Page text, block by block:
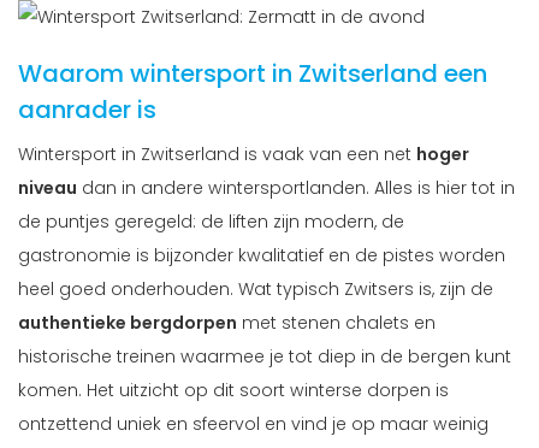
Waarom wintersport in Zwitserland een
aanrader is
Wintersport in Zwitserland is vaak van een net hoger
niveau dan in andere wintersportlanden. Alles is hier tot in
de puntjes geregeld: de liften zijn modern, de
gastronomie is bijzonder kwalitatief en de pistes worden
heel goed onderhouden. Wat typisch Zwitsers is, zijn de
authentieke bergdorpen met stenen chalets en
historische treinen waarmee je tot diep in de bergen kunt
komen. Het uitzicht op dit soort winterse dorpen is
ontzettend uniek en sfeervol en vind je op maar weinig